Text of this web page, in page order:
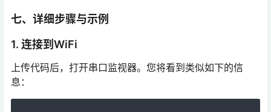
七、详细步骤与示例
1. 连接到WiFi
上传代码后，打开串口监视器。您将看到类似如下的信
息：